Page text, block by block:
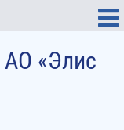
«Элис